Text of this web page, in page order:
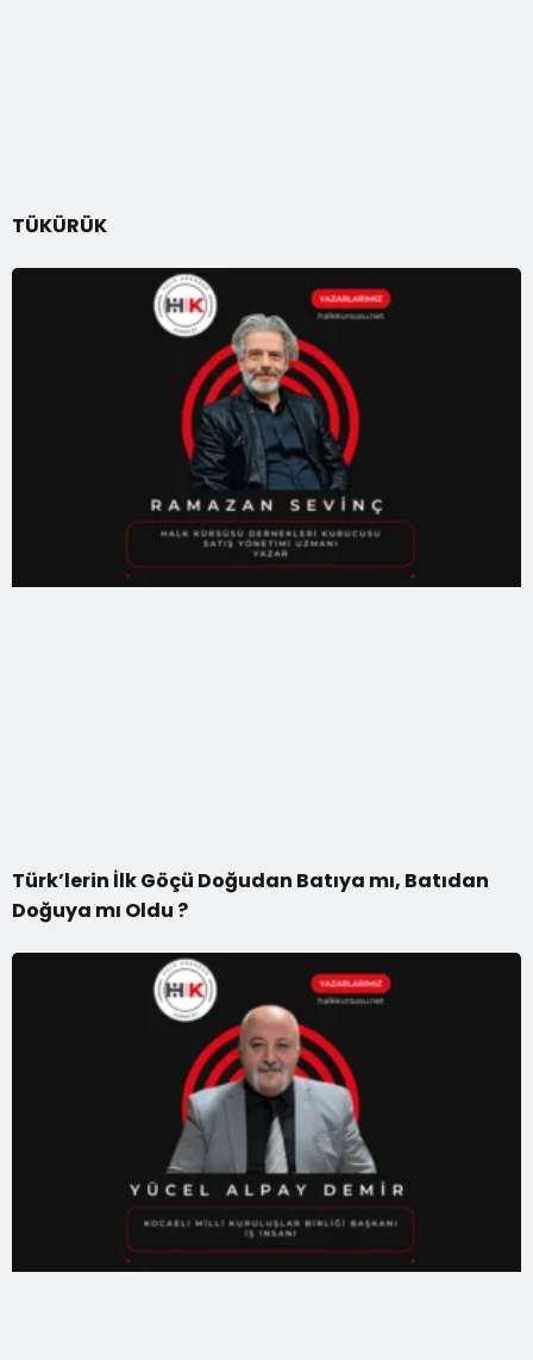
TÜKÜRÜK
Türk’lerin İlk Göçü Doğudan Batıya mı, Batıdan
Doğuya mı Oldu ?